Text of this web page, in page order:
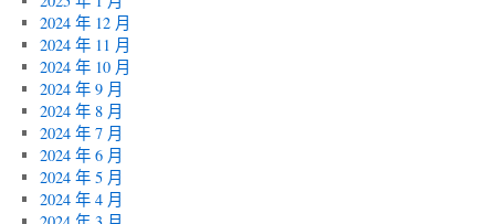
2024 年 12 月
2024 年 11 月
2024 年 10 月
2024 年 9 月
2024 年 8 月
2024 年 7 月
2024 年 6 月
2024 年 5 月
2024 年 4 月